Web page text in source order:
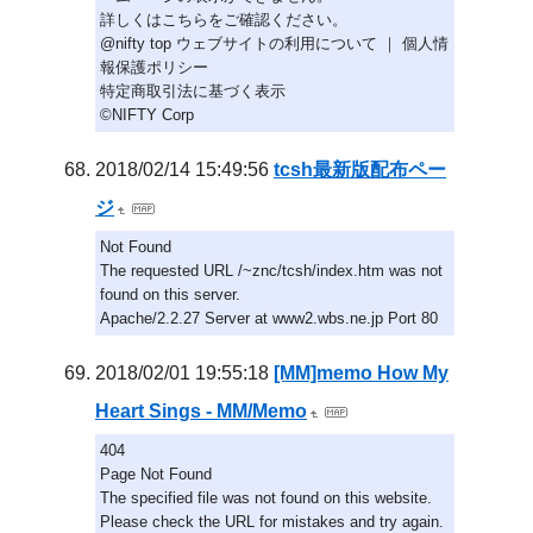
詳しくはこちらをご確認ください。
@nifty top ウェブサイトの利用について ｜ 個人情
報保護ポリシー
特定商取引法に基づく表示
©NIFTY Corp
2018/02/14 15:49:56 tcsh最新版配布ペー
ジ
Not Found
The requested URL /~znc/tcsh/index.htm was not
found on this server.
Apache/2.2.27 Server at www2.wbs.ne.jp Port 80
2018/02/01 19:55:18 [MM]memo How My
Heart Sings - MM/Memo
404
Page Not Found
The specified file was not found on this website.
Please check the URL for mistakes and try again.